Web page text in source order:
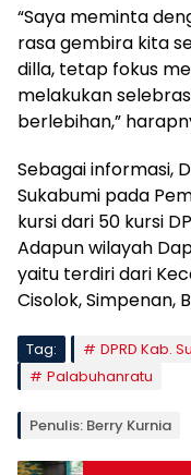
“Saya meminta
rasa gembira kita
dilla, tetap fokus
melakukan
berlebihan,”
Sebagai informasi,
Sukabumi pada
kursi dari 50 kursi
Adapun wilayah
yaitu terdiri dari
Cisolok, Simpenan,
Tag: DPRD Kab.
Palabuhanratu
Penulis: Berry Kurnia